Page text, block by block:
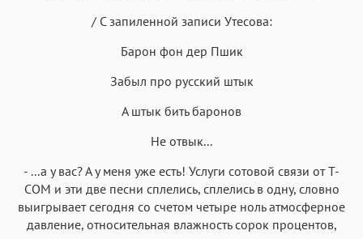
/ С запиленной записи Утесова:
Барон фон дер Пшик
Забыл про русский штык
А штык бить баронов
Hе отвык...
- ...а у вас? А у меня уже есть! Услуги сотовой связи от T-
COM и эти две песни сплелись, сплелись в одну, словно
выигрывает сегодня со счетом четыре ноль атмосферное
давление, относительная влажность сорок процентов,